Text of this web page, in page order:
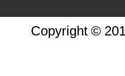
Copyright ©